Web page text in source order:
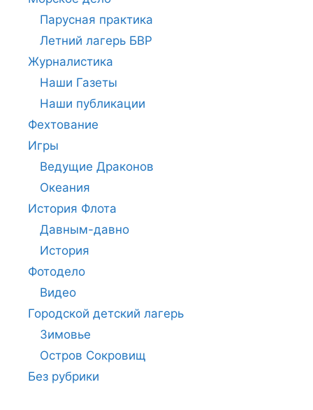
Парусная практика
Летний лагерь БВР
Журналистика
Наши Газеты
Наши публикации
Фехтование
Игры
Ведущие Драконов
Океания
История Флота
Давным-давно
История
Фотодело
Видео
Городской детский лагерь
Зимовье
Остров Сокровищ
Без рубрики